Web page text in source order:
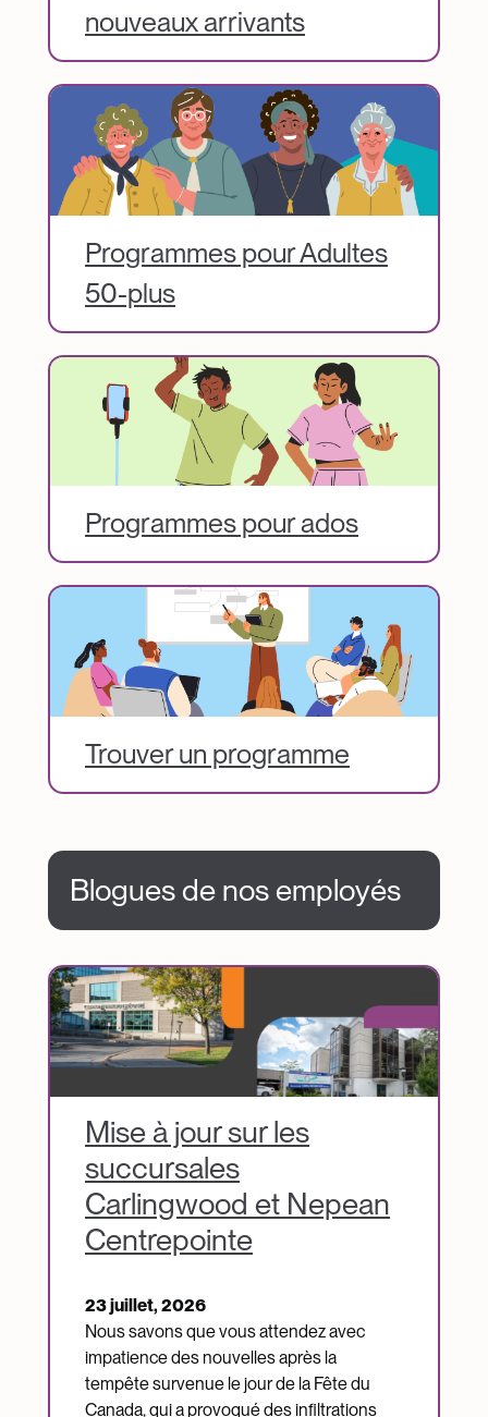
nouveaux arrivants
Image
Programmes pour Adultes
50-plus
Image
Programmes pour ados
Image
Trouver un programme
Blogues de nos employés
Image
Mise à jour sur les
succursales
Carlingwood et Nepean
Centrepointe
23 juillet, 2026
Nous savons que vous attendez avec
impatience des nouvelles après la
tempête survenue le jour de la Fête du
Canada, qui a provoqué des infiltrations